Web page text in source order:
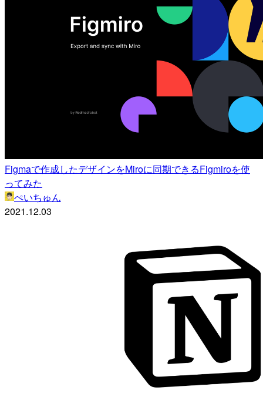
Figmaで作成したデザインをMiroに同期できるFigmiroを使
ってみた
ぺいちゅん
2021.12.03